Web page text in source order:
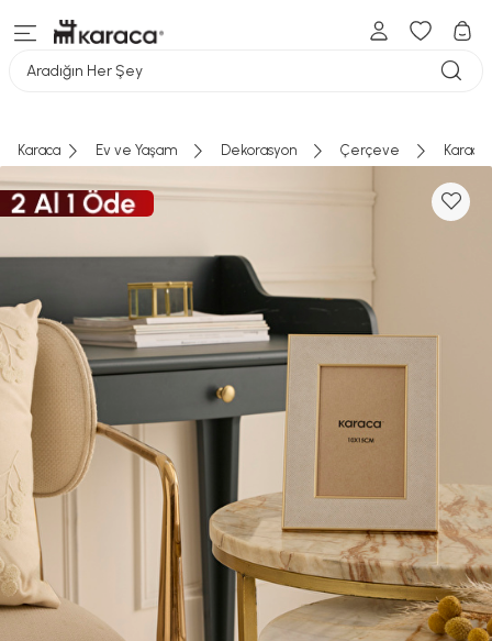
Aradığın Her Şey
Karaca Ev ve Yaşam Dekorasyon Çerçeve